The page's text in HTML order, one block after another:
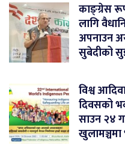
काङ्ग्रेस
लागि
अपनाउन
सुबेदीको
विश्व
दिवसको
साउन २४
खुलामञ्चमा